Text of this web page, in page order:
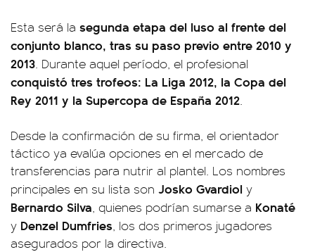
Esta será la segunda etapa del luso al frente del
conjunto blanco, tras su paso previo entre 2010 y
2013. Durante aquel período, el profesional
conquistó tres trofeos: La Liga 2012, la Copa del
Rey 2011 y la Supercopa de España 2012.
Desde la confirmación de su firma, el orientador
táctico ya evalúa opciones en el mercado de
transferencias para nutrir al plantel. Los nombres
principales en su lista son Josko Gvardiol y
Bernardo Silva, quienes podrían sumarse a Konaté
y Denzel Dumfries, los dos primeros jugadores
asegurados por la directiva.